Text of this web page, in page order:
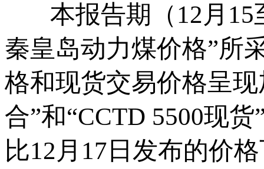
本报告期（12月15
秦皇岛动力煤价格”所
格和现货交易价格呈
合”和“CCTD 5500现
比12月17日发布的价